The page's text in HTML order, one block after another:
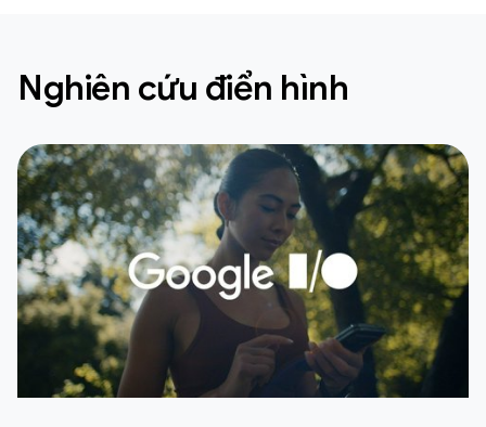
Nghiên cứu điển hình